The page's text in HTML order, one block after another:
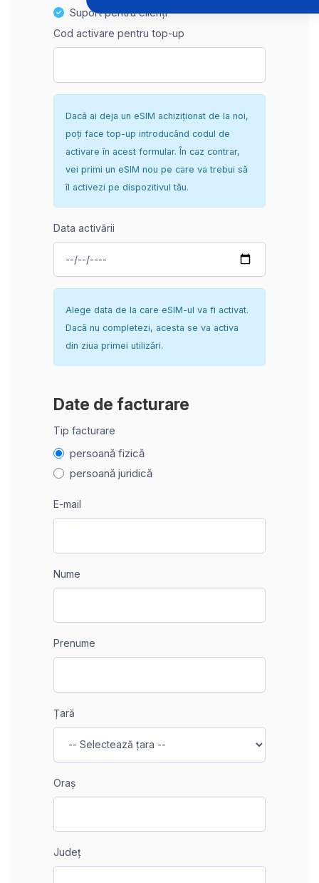
Suport pentru clienți
Cod activare pentru top-up
Dacă ai deja un eSIM achiziționat de la noi,
poți face top-up introducând codul de
activare în acest formular. În caz contrar,
vei primi un eSIM nou pe care va trebui să
îl activezi pe dispozitivul tău.
Data activării
Alege data de la care eSIM-ul va fi activat.
Dacă nu completezi, acesta se va activa
din ziua primei utilizări.
Date de facturare
Tip facturare
persoană fizică
persoană juridică
E-mail
Nume
Prenume
Țară
Oraș
Județ